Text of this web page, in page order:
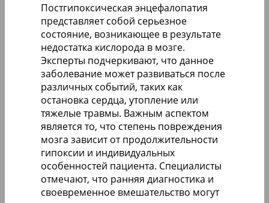
Постгипоксическая энцефалопатия
представляет собой серьезное
состояние, возникающее в результате
недостатка кислорода в мозге.
Эксперты подчеркивают, что данное
заболевание может развиваться после
различных событий, таких как
остановка сердца, утопление или
тяжелые травмы. Важным аспектом
является то, что степень повреждения
мозга зависит от продолжительности
гипоксии и индивидуальных
особенностей пациента. Специалисты
отмечают, что ранняя диагностика и
своевременное вмешательство могут